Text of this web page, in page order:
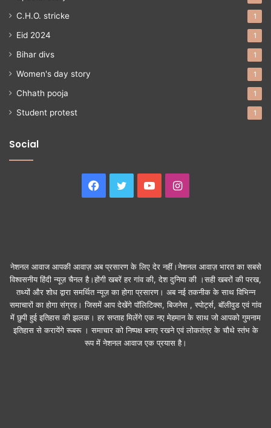
C.H.O. stricke 1
Eid 2024 1
Bihar divs 1
Women's day story 1
Chhath pooja 1
Student protest 1
Social
Facebook
Twitter YouTubeInstagram
नेशनल आवाज आपकी आवाज़ अब प्रसारण के लिए देर नहीं।नेशनल आवाज़ भारत का सबसे
विश्वसनीय हिंदी न्यूज़ चैनल है।होंगी खबरें हर गांव की, देश दुनिया की ।सही खबरों की परख,
तथ्यों और शोध द्वारा समर्थित न्यूज़ का होगा प्रसारण। अब नई तकनीक के साथ विभिन्न
समाचारों का होगा संग्रह। जिसमें आप देखेंगे पॉलिटिक्स, बिजनेस , स्पोर्ट्स, बॉलीवुड एवं गांव
में छुपी हुई इतिहास की झलक। हर सप्ताह मिलेंगे एक नए मेहमान के साथ जो आपको गुमनाम
इतिहास से करायेंगे रूबरू । समाचार को निष्पक्ष बनाए रखने एवं लोकतंत्र के चौथे स्तंभ के
रूप में नेशनल आवाज एक प्रयास है।